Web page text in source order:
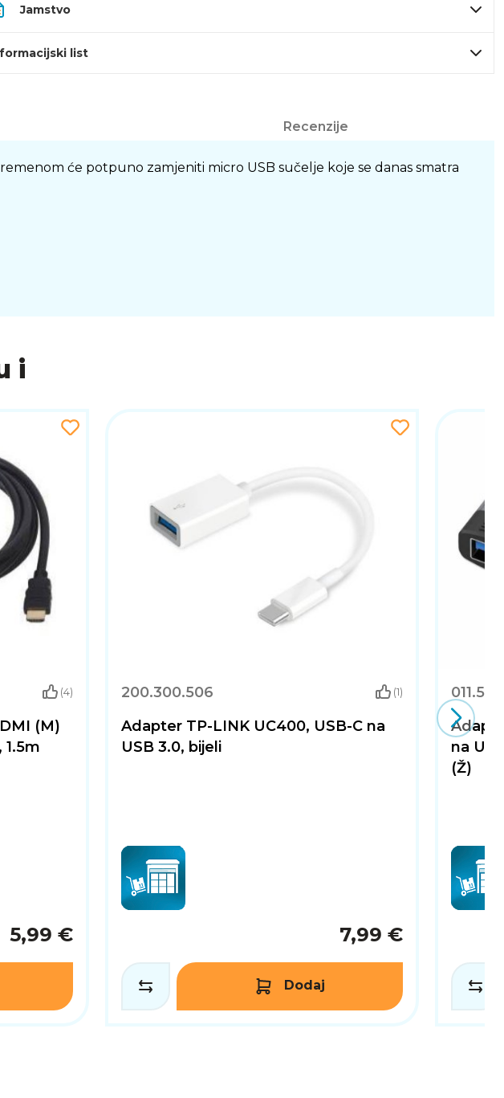
Jamstvo
list
Recenzije
će potpuno zamjeniti micro USB sučelje koje se danas smatra
i
(4)
(M)
5,99 €
200.300.506 (1)
Adapter TP-LINK UC400, USB-C na
USB 3.0, bijeli
7,99 €
Dodaj
na
(Ž)